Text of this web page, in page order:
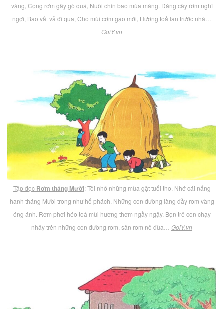
vàng, Cọng rơm gầy gò quá, Nuôi chín bao mùa màng. Dáng cây rơm nghĩ
ngợi, Bao vất vả đi qua, Cho mùi cơm gạo mới, Hương toả lan trước nhà…
GoiY.vn
Tập đọc Rơm tháng Mười: Tôi nhớ những mùa gặt tuổi thơ. Nhớ cái nắng
hanh tháng Mười trong như hổ phách. Những con đường làng đầy rơm vàng
óng ánh. Rơm phơi héo toả mùi hương thơm ngầy ngậy. Bọn trẻ con chạy
nhảy trên những con đường rơm, sân rơm nô đùa… GoiY.vn